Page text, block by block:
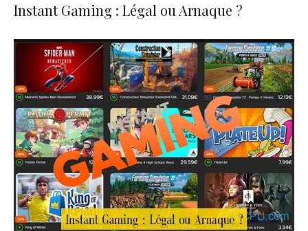
Instant Gaming : Légal ou Arnaque ?